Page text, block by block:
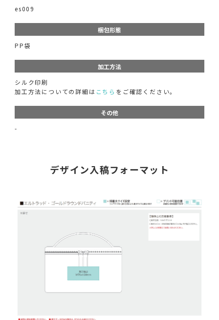
es009
梱包形態
PP袋
加工方法
シルク印刷
加工方法についての詳細は こちら をご確認ください。
その他
-
デザイン入稿フォーマット